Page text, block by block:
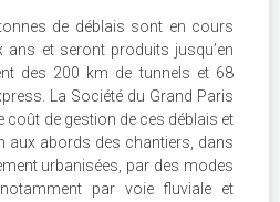
de déblais sont en cours
ans et seront produits jusqu’en
des 200 km de tunnels et 68
La Société du Grand Paris
coût de gestion de ces déblais et
aux abords des chantiers, dans
urbanisées, par des modes
par voie fluviale et